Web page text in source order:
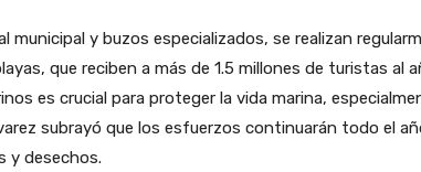
y buzos especializados, se realizan
que reciben a más de 1.5 millones de turistas al
es crucial para proteger la vida marina,
subrayó que los esfuerzos continuarán todo el
y desechos.